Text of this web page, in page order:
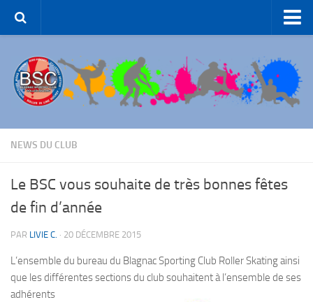
Le Club
Patinage Artistique
Roller-Hockey
Patinage de Loisirs
ROLLER-DANCE
Nous Contacter
Liens et partenaires
NEWS DU CLUB
Le BSC vous souhaite de très bonnes fêtes
de fin d’année
PAR LIVIE C. · 20 DÉCEMBRE 2015
L’ensemble du bureau du Blagnac Sporting Club Roller Skating ainsi
que les différentes sections du club souhaitent à l’ensemble de ses
adhérents